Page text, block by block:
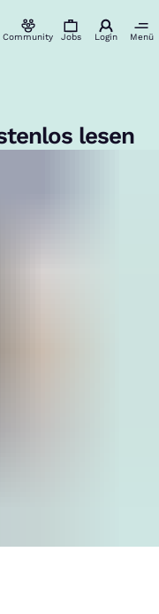
Community Jobs Login Menü
lesen